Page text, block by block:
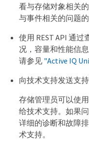
看与存储对象相关
与事件相关的问题
使用 REST API 通
况，容量和性能信
请参见 "Active IQ
向技术支持发送支
存储管理员可以使
给技术支持。如果
详细的诊断和故障
术支持。